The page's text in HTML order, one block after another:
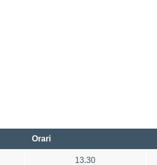
Orari
13.30